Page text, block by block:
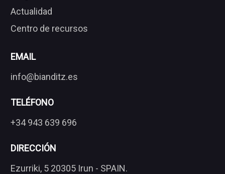
Actualidad
Centro de recursos
EMAIL
info@bianditz.es
TELÉFONO
+34 943 639 696
DIRECCIÓN
Ezurriki, 5 20305 Irun - SPAIN.